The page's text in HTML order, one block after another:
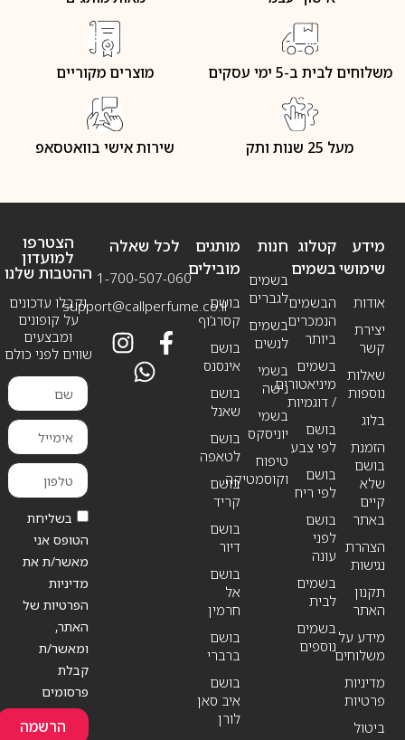
משלוחים לבית ב-5 ימי עסקים מוצרים מקוריים
מעל 25 שנות ותק שירות אישי בוואטסאפ
מידע
שימושי
אודות
יצירת
קשר
שאלות
נוספות
בלוג
הזמנת
בושם
שלא
קיים
באתר
הצהרת
נגישות
תקנון
האתר
מידע על
משלוחים
מדיניות
פרטיות
ביטול
חנות
בשמים
לגברים
בשמים
לנשים
בשמי
נישה
בשמי
יוניסקס
טיפוח
וקוסמטיקה
קטלוג
בשמים
הבשמים
הנמכרים
ביותר
בשמים
מיניאטורים
/ דוגמיות
בושם
לפי צבע
בושם
לפי ריח
בושם
לפני
עונה
בשמים
לבית
בשמים
נוספים
מותגים
מובילים
בושם
קסרג’וף
בושם
אינסנס
בושם
שאנל
בושם
לטאפה
בושם
קריד
בושם
דיור
בושם
אל
חרמין
בושם
ברברי
בושם
איב סאן
לורן
לכל שאלה
1-700-507-060
support@callperfume.co.il
הצטרפו
למועדון
ההטבות שלנו
וקבלו עדכונים
על קופונים
ומבצעים
שווים לפני כולם
בשליחת
הטופס אני
מאשר/ת את
מדיניות
הפרטיות של
האתר,
ומאשר/ת
קבלת
פרסומים
הרשמה